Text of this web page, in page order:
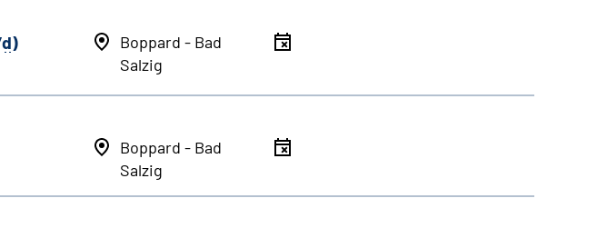
d)
Boppard - Bad
Salzig
Boppard - Bad
Salzig